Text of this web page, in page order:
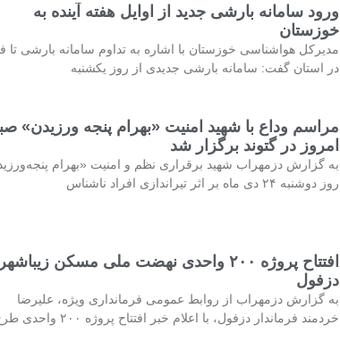
ورود سامانه بارشی جدید از اوایل هفته آینده به
خوزستان
مدیرکل هواشناسی خوزستان با اشاره به تداوم سامانه بارشی تا
در استان گفت: سامانه بارشی جدیدی از روز یکشنبه
مراسم وداع با شهید امنیت «بهرام پنجه ورزیدن»
امروز در گتوند برگزار شد
به گزارش دزمهراب شهید برقراری نظم و امنیت «بهرام
روز دوشنبه ۲۴ دی ماه بر اثر تیراندازی افراد ناشناس
افتتاح پروژه ۲۰۰ واحدی نهضت ملی مسکن
دزفول
به گزارش دزمهراب از روابط عمومی فرمانداری ویژه، علیرضا
خردمند فرماندار دزفول، با اعلام خبر افتتاح پروژه ۲۰۰ واحدی طرح